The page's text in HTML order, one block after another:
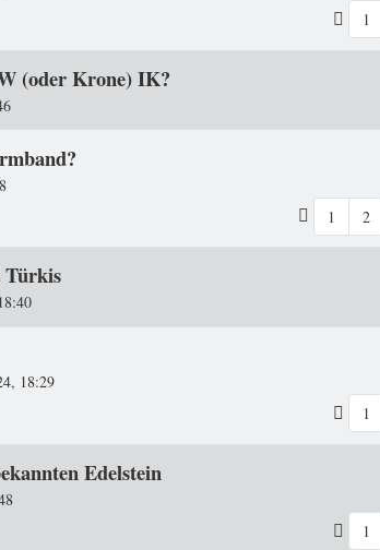
1
(oder Krone) IK?
1
2
Türkis
18:29
1
Edelstein
1